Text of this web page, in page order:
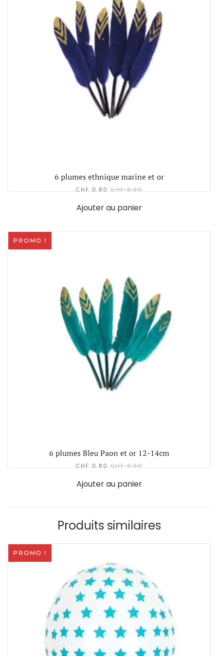
6 plumes ethnique marine et or
CHF 0.80 CHF3.90
Ajouter au panier
PROMO !
6 plumes Bleu Paon et or 12-14cm
CHF 0.80 CHF3.90
Ajouter au panier
Produits similaires
PROMO !